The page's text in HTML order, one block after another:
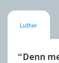
Luther
“Denn